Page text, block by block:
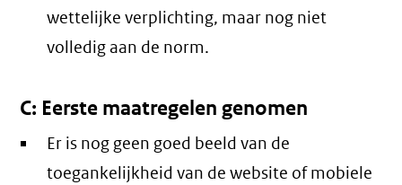
wettelijke verplichting, maar nog niet
volledig aan de norm.
C: Eerste maatregelen genomen
Er is nog geen goed beeld van de
toegankelijkheid van de website of mobiele